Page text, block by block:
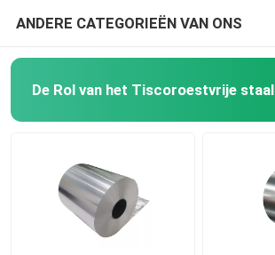
Roestvrij staalstrook
Roestvrij staalkanaal
Koolstofstaalrol
ANDERE CATEGORIEËN VAN ONS
De Rol van het Tiscoroestvrije staal